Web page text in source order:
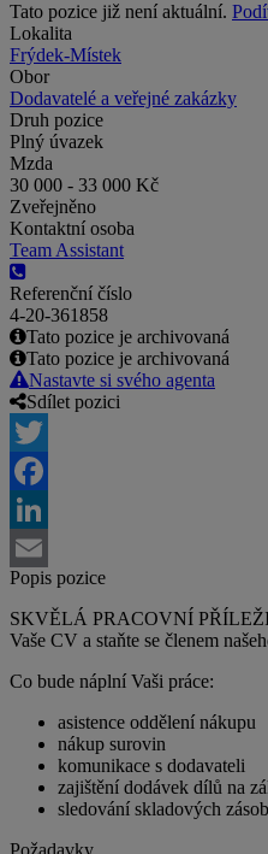
Tato pozice již není aktuální.
Lokalita
Frýdek-Místek
Obor
Dodavatelé a veřejné zakázky
Druh pozice
Plný úvazek
Mzda
30 000 - 33 000 Kč
Zveřejněno
Kontaktní osoba
Team Assistant
Referenční číslo
4-20-361858
Tato pozice je archivovaná
Tato pozice je archivovaná
Nastavte si svého agenta
Sdílet pozici
Twitter
Facebook
LinkedIn
Email
Popis pozice
SKVĚLÁ PRACOVNÍ
Vaše CV a staňte se členem
Co bude náplní Vaši práce:
asistence oddělení nákupu
nákup surovin
komunikace s dodavateli
zajištění dodávek dílů na
sledování skladových